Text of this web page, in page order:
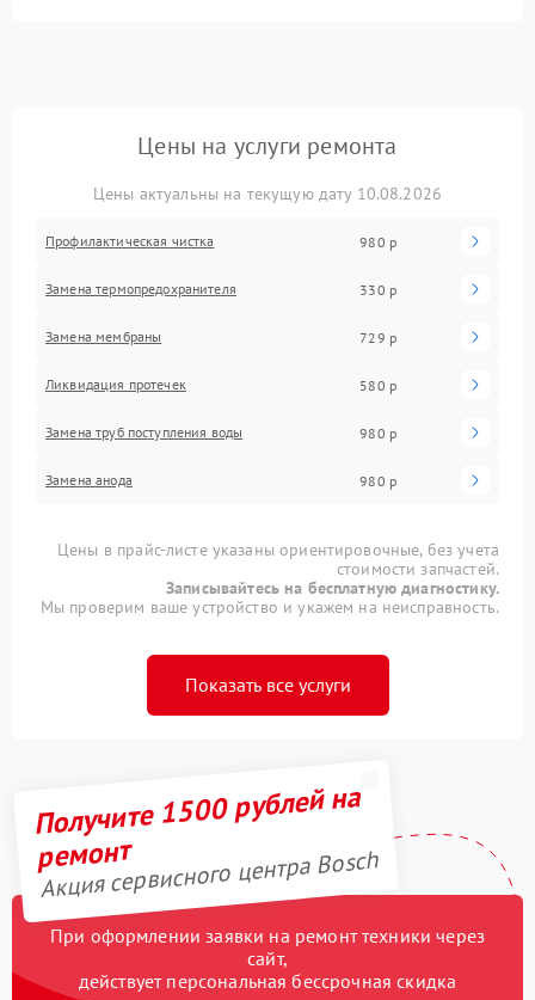
Цены на услуги ремонта
Цены актуальны на текущую дату 10.08.2026
Профилактическая чистка 980 р
Замена термопредохранителя 330 р
Замена мембраны 729 р
Ликвидация протечек 580 р
Замена труб поступления воды 980 р
Замена анода 980 р
Цены в прайс-листе указаны ориентировочные, без учета
стоимости запчастей.
Записывайтесь на бесплатную диагностику.
Мы проверим ваше устройство и укажем на неисправность.
Показать все услуги
Получите 1500 рублей на
ремонт
Акция сервисного центра Bosch
При оформлении заявки на ремонт техники через
сайт,
действует персональная бессрочная скидка